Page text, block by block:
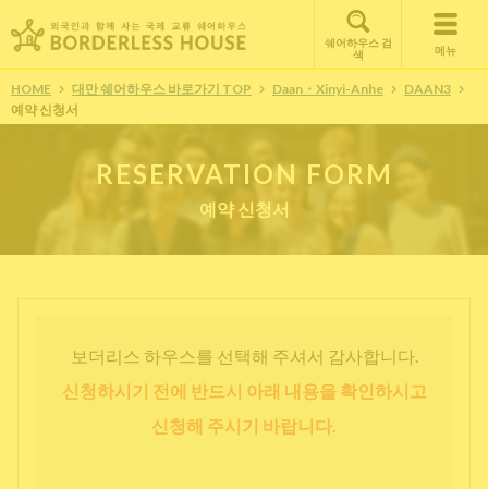
쉐어하우스 검
색
메뉴
HOME 대만 쉐어하우스 바로가기 TOP Daan・Xinyi-Anhe
DAAN3
예약 신청서
RESERVATION FORM
예약 신청서
보더리스 하우스를 선택해 주셔서 감사합니다.
신청하시기 전에 반드시 아래 내용을 확인하시고
신청해 주시기 바랍니다.